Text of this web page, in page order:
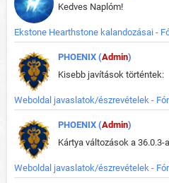
Kedves Naplóm!
Ekstone Hearthstone kalandozásai -
PHOENIX (Admin)
Kisebb javítások történtek:
Weboldal javaslatok/észrevételek -
PHOENIX (Admin)
Weboldal javaslatok/észrevételek -